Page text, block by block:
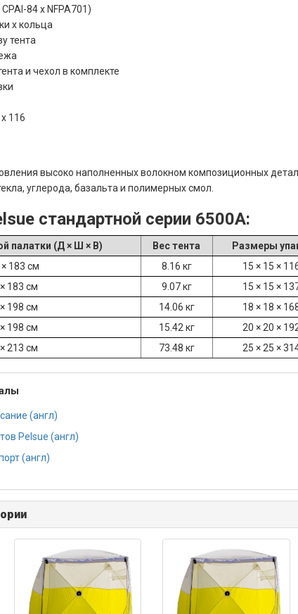
84 х NFPA701)
х кольца
тента
и чехол в комплекте
116
высоко наполненных волокном композиционных
углерода, базальта и полимерных смол.
стандартной серии 6500A:
палатки (Д × Ш × В) Вес тента Размеры
183 см
8.16 кг 15 × 15 ×
183 см
9.07 кг 15 × 15 ×
198 см
14.06 кг 18 × 18 ×
198 см
15.42 кг 20 × 20 ×
213 см
73.48 кг 25 × 25 ×
(англ)
Pelsue (англ)
(англ)